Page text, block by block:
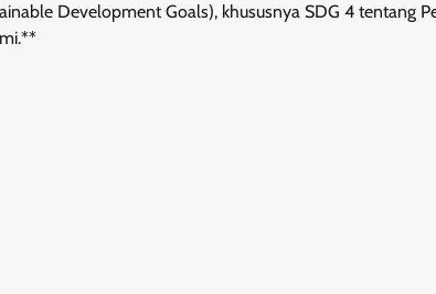
Development Goals), khususnya SDG 4 tentang